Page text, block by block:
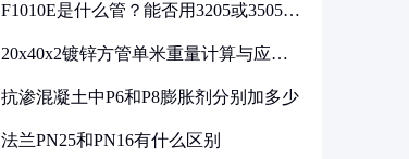
F1010E是什么管？能否用3205或3505代
20x40x2镀锌方管单米重量计算与应用
抗渗混凝土中P6和P8膨胀剂分别加多少
法兰PN25和PN16有什么区别